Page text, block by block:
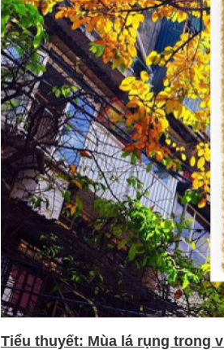
Tiểu thuyết: Mùa lá rụng trong